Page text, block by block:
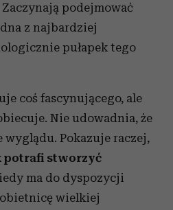
podejmować
z najbardziej
pułapek tego
coś fascynującego, ale
Nie udowadnia, że
wyglądu. Pokazuje raczej,
potrafi stworzyć
ma do dyspozycji
wielkiej